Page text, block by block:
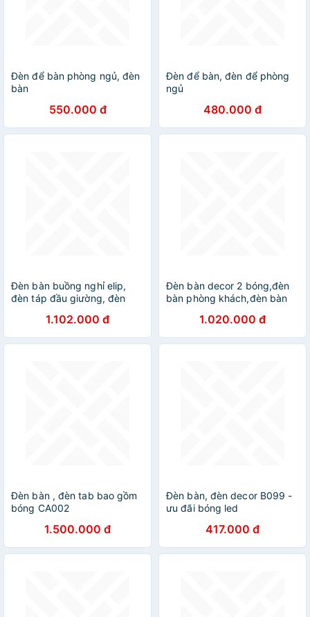
Đèn để bàn phòng ngủ, đèn
bàn
550.000 đ
Đèn để bàn, đèn để phòng
ngủ
480.000 đ
Đèn bàn buồng nghỉ elip,
đèn táp đầu giường, đèn
1.102.000 đ
Đèn bàn decor 2 bóng,đèn
bàn phòng khách,đèn bàn
1.020.000 đ
Đèn bàn , đèn tab bao gồm
bóng CA002
1.500.000 đ
Đèn bàn, đèn decor B099 -
ưu đãi bóng led
417.000 đ